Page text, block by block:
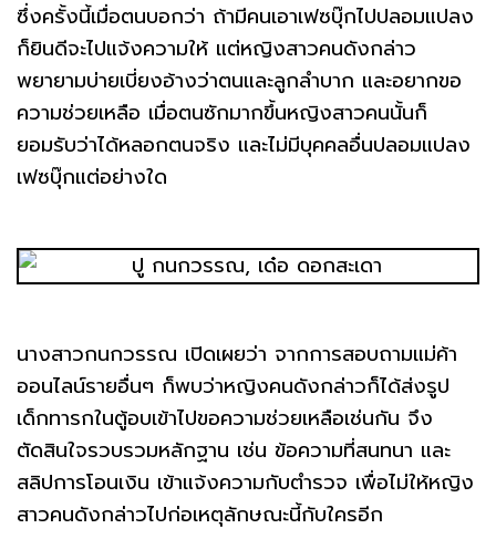
ซึ่งครั้งนี้เมื่อตนบอกว่า ถ้ามีคนเอาเฟซบุ๊กไปปลอมแปลง
ก็ยินดีจะไปแจ้งความให้ แต่หญิงสาวคนดังกล่าว
พยายามบ่ายเบี่ยงอ้างว่าตนและลูกลำบาก และอยากขอ
ความช่วยเหลือ เมื่อตนซักมากขึ้นหญิงสาวคนนั้นก็
ยอมรับว่าได้หลอกตนจริง และไม่มีบุคคลอื่นปลอมแปลง
เฟซบุ๊กแต่อย่างใด
นางสาวกนกวรรณ เปิดเผยว่า จากการสอบถามแม่ค้า
ออนไลน์รายอื่นๆ ก็พบว่าหญิงคนดังกล่าวก็ได้ส่งรูป
เด็กทารกในตู้อบเข้าไปขอความช่วยเหลือเช่นกัน จึง
ตัดสินใจรวบรวมหลักฐาน เช่น ข้อความที่สนทนา และ
สลิปการโอนเงิน เข้าแจ้งความกับตำรวจ เพื่อไม่ให้หญิง
สาวคนดังกล่าวไปก่อเหตุลักษณะนี้กับใครอีก